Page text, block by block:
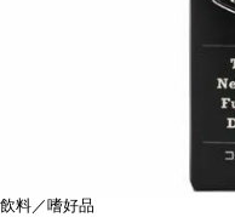
飲料／嗜好品